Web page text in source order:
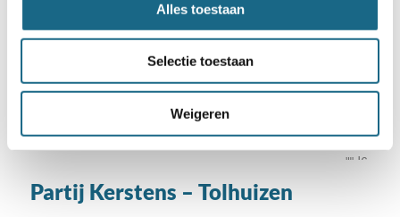
Alles toestaan
Selectie toestaan
Weigeren
Partij Kerstens – Tolhuizen